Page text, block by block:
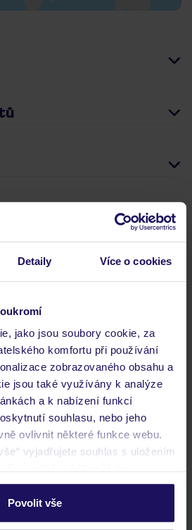
Detaily Více o cookies
jako jsou soubory cookie, za
komfortu při používání
zobrazovaného obsahu a
jsou také využívány k analýze
a k nabízení funkcí
souhlasu, nebo jeho
ovlivnit některé funkce webu.
vyjadřujete souhlas s uložením
„Personalizace“.
souborech cookie naleznete v
Povolit vše
při cestování?
po příjezdu do hotelu?
zavazadel?
další
aplikaci TUI
prohlížení nabídek